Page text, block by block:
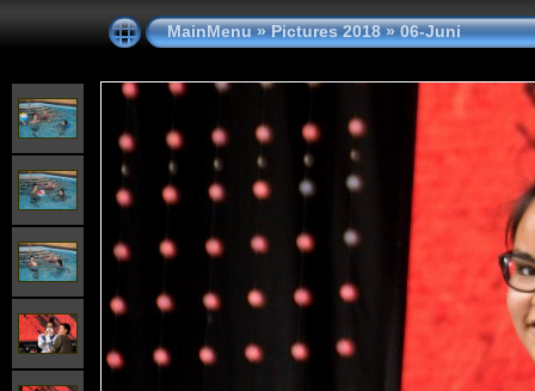
MainMenu»Pictures 2018»06-Juni